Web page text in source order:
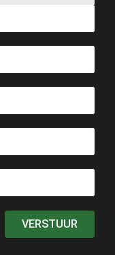
VERSTUUR